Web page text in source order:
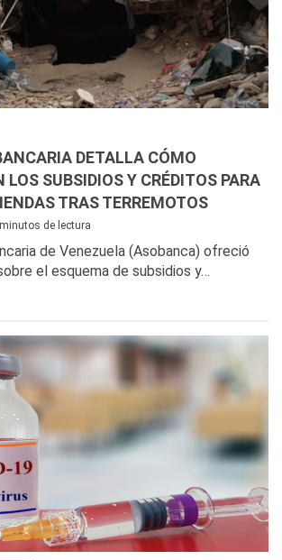
DETALLA CÓMO
LOS SUBSIDIOS Y CRÉDITOS PARA
TRAS TERREMOTOS
de lectura
de Venezuela (Asobanca) ofreció
el esquema de subsidios y…